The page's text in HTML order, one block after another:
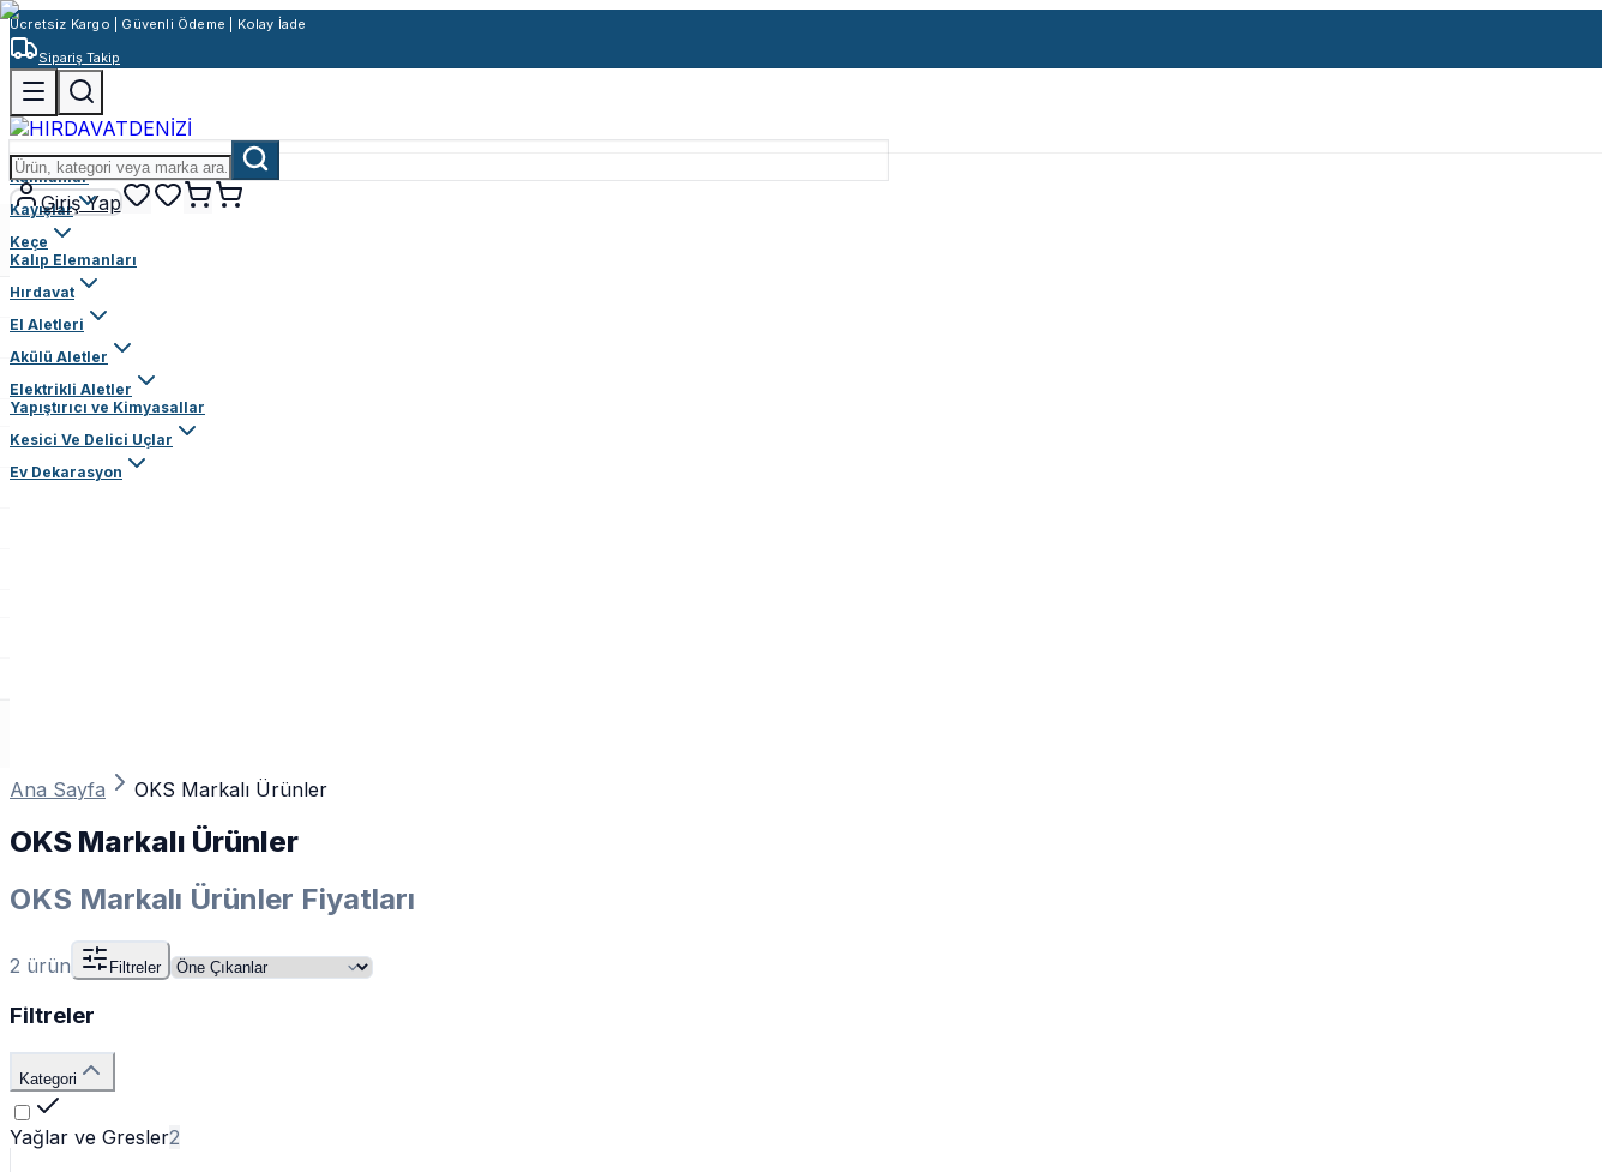
Ücretsiz Kargo | Güvenli Ödeme | Kolay İade
Sipariş Takip
Giriş Yap
Rulmanlar
Kayışlar
Keçe
Kalıp Elemanları
Hırdavat
El Aletleri
Akülü Aletler
Elektrikli Aletler
Yapıştırıcı ve Kimyasallar
Kesici Ve Delici Uçlar
Ev Dekarasyon
Ana Sayfa OKS Markalı Ürünler
OKS Markalı Ürünler
OKS Markalı Ürünler Fiyatları
2 ürün Filtreler
Filtreler
Kategori
Yağlar ve Gresler2